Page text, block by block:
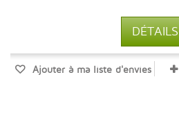
DÉTAILS
Ajouter à ma liste d'envies